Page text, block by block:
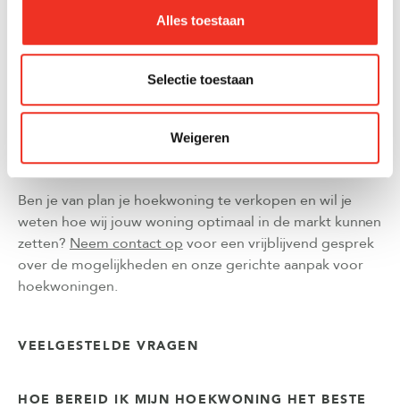
Alles toestaan
Selectie toestaan
Weigeren
actief zoeken naar hoekwoningen, met gerichte
advertenties die de unieke eigenschappen
benadrukken. Socialmedia-campagnes kunnen specifiek
aan ruimte en privacy, zoals gezinnen met kinderen of
mensen die thuiswerken.
Ben je van plan je hoekwoning te verkopen en wil je
weten hoe wij jouw woning optimaal in de markt kunnen
zetten? Neem contact op voor een vrijblijvend gesprek
over de mogelijkheden en onze gerichte aanpak voor
hoekwoningen.
VEELGESTELDE VRAGEN
HOE BEREID IK MIJN HOEKWONING HET BESTE